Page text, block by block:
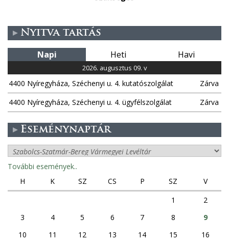
Nyitva tartás
Napi Heti Havi
2026. augusztus 09. v
4400 Nyíregyháza, Széchenyi u. 4. kutatószolgálat
Zárva
4400 Nyíregyháza, Széchenyi u. 4. ügyfélszolgálat
Zárva
Eseménynaptár
További események..
H
K SZ CS P SZ
V
1
2
3
4 5 6 7 8
9
10
11 12 13 14 15
16